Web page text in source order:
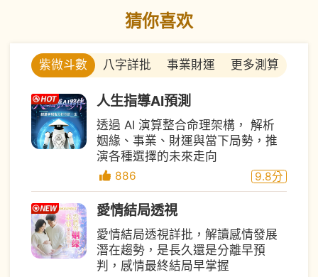
猜你喜欢
紫微斗數 八字詳批 事業財運 更多測算
人生指導AI預測
透過 AI 演算整合命理架構， 解析
姻緣、事業、財運與當下局勢，推
演各種選擇的未來走向
886 9.8分
愛情結局透視
愛情結局透視詳批，解讀感情發展
潛在趨勢，是長久還是分離早預
判，感情最終結局早掌握